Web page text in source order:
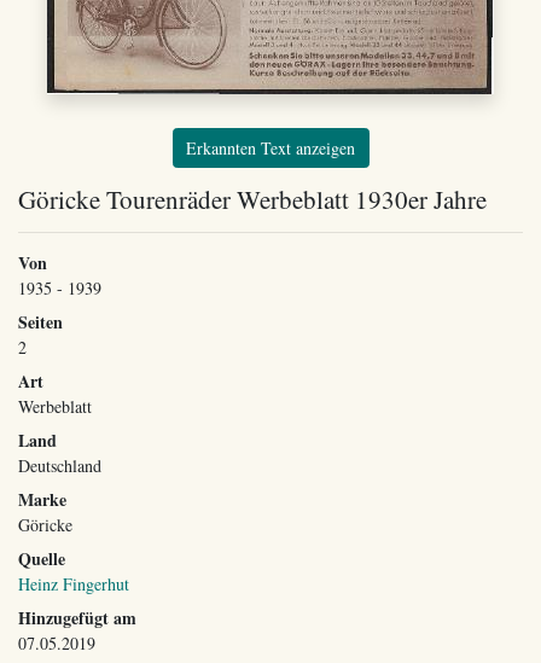
Erkannten Text anzeigen
Göricke Tourenräder Werbeblatt 1930er Jahre
Von
1935 - 1939
Seiten
2
Art
Werbeblatt
Land
Deutschland
Marke
Göricke
Quelle
Heinz Fingerhut
Hinzugefügt am
07.05.2019